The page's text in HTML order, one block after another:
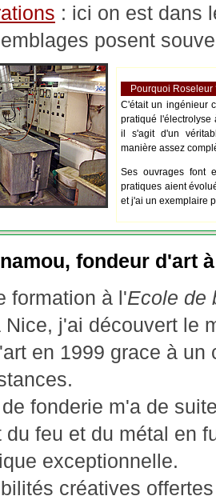
: ici on est dans
posent
Pourquoi Roseleur
C'était un ingénieur
pratiqué l'électrolyse
il s'agit d'un
manière assez
Ses ouvrages font
pratiques aient
et j'ai un exemplaire
fondeur d'art
formation à l'Ecole de
j'ai découvert le
en 1999 grace à un
fonderie m'a de
du feu et du métal en
exceptionnelle.
créatives